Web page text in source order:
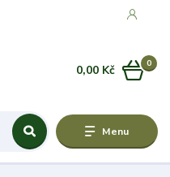
Menu
0
0,00 Kč